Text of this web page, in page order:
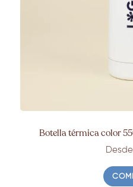
Botella térmica color